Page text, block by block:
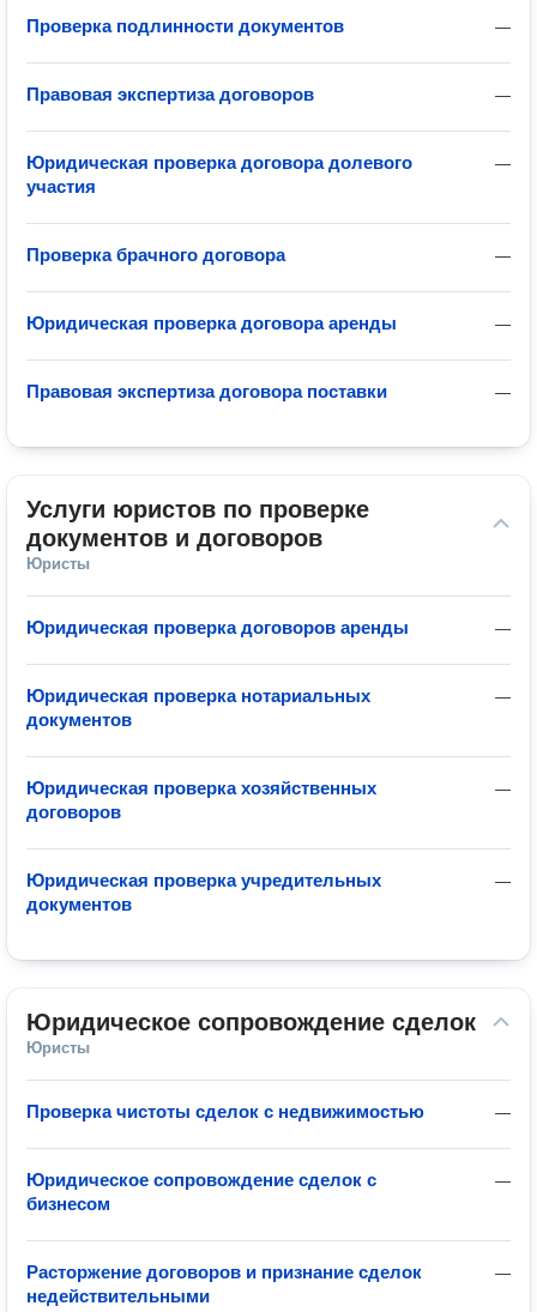
—
Проверка подлинности документов
—
Правовая экспертиза договоров
—
Юридическая проверка договора долевого
участия
—
Проверка брачного договора
—
Юридическая проверка договора аренды
—
Правовая экспертиза договора поставки
Услуги юристов по проверке
документов и договоров
Юристы
—
Юридическая проверка договоров аренды
—
Юридическая проверка нотариальных
документов
—
Юридическая проверка хозяйственных
договоров
—
Юридическая проверка учредительных
документов
Юридическое сопровождение сделок
Юристы
—
Проверка чистоты сделок с недвижимостью
—
Юридическое сопровождение сделок с
бизнесом
—
Расторжение договоров и признание сделок
недействительными